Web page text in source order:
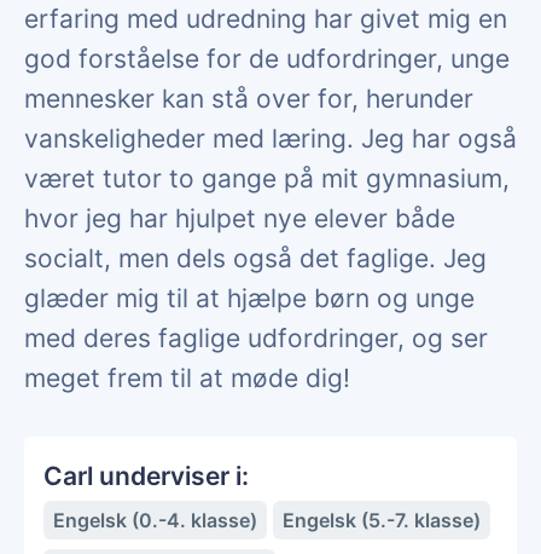
erfaring med udredning har givet mig en
god forståelse for de udfordringer, unge
mennesker kan stå over for, herunder
vanskeligheder med læring. Jeg har også
været tutor to gange på mit gymnasium,
hvor jeg har hjulpet nye elever både
socialt, men dels også det faglige. Jeg
glæder mig til at hjælpe børn og unge
med deres faglige udfordringer, og ser
meget frem til at møde dig!
Carl underviser i:
Engelsk (0.-4. klasse)
Engelsk (5.-7. klasse)